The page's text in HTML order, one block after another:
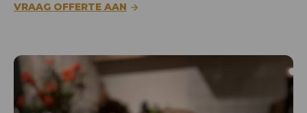
VRAAG OFFERTE AAN